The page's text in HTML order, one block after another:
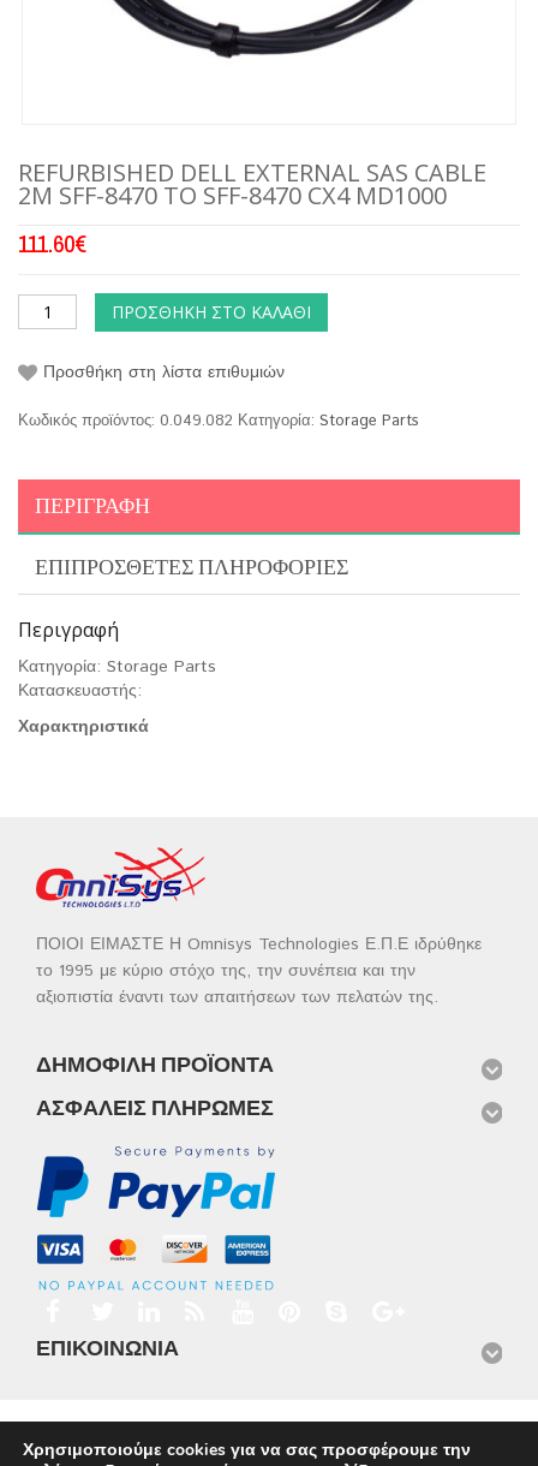
REFURBISHED DELL EXTERNAL SAS CABLE
2M SFF-8470 TO SFF-8470 CX4 MD1000
111.60€
ΠΡΟΣΘΉΚΗ ΣΤΟ ΚΑΛΆΘΙ
Προσθήκη στη λίστα επιθυμιών
Κωδικός προϊόντος: 0.049.082 Κατηγορία: Storage Parts
ΠΕΡΙΓΡΑΦΉ
ΕΠΙΠΡΌΣΘΕΤΕΣ ΠΛΗΡΟΦΟΡΊΕΣ
Περιγραφή
Κατηγορία: Storage Parts
Κατασκευαστής:
Χαρακτηριστικά
ΠΟΙΟΙ ΕΙΜΑΣΤΕ Η Omnisys Technologies Ε.Π.Ε ιδρύθηκε
το 1995 με κύριο στόχο της, την συνέπεια και την
αξιοπιστία έναντι των απαιτήσεων των πελατών της.
ΔΗΜΟΦΙΛΉ ΠΡΟΪΌΝΤΑ
ΑΣΦΑΛΕΊΣ ΠΛΗΡΩΜΈΣ
ΕΠΙΚΟΙΝΩΝΊΑ
Προϊόντα
Φωτογραφίες
Service
Εταιρικό Προφίλ Επικοινωνία
Χρησιμοποιούμε cookies για να σας προσφέρουμε την